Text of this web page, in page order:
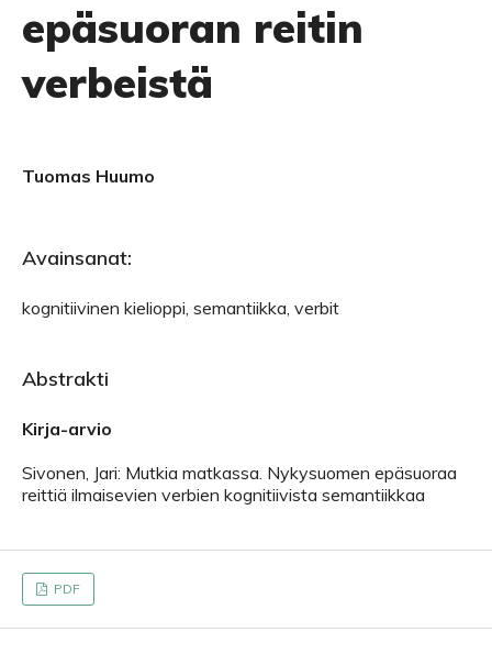
epäsuoran reitin
verbeistä
Tuomas Huumo
Avainsanat:
kognitiivinen kielioppi, semantiikka, verbit
Abstrakti
Kirja-arvio
Sivonen, Jari: Mutkia matkassa. Nykysuomen epäsuoraa
reittiä ilmaisevien verbien kognitiivista semantiikkaa
PDF